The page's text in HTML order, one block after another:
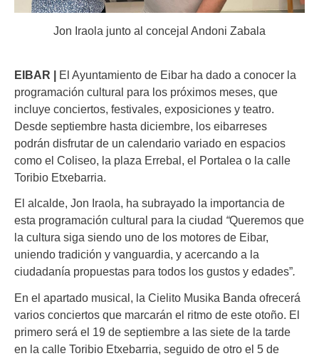
Jon Iraola junto al concejal Andoni Zabala
EIBAR |
El Ayuntamiento de Eibar ha dado a conocer la
programación cultural para los próximos meses, que
incluye conciertos, festivales, exposiciones y teatro.
Desde septiembre hasta diciembre, los eibarreses
podrán disfrutar de un calendario variado en espacios
como el Coliseo, la plaza Errebal, el Portalea o la calle
Toribio Etxebarria.
El alcalde, Jon Iraola, ha subrayado la importancia de
esta programación cultural para la ciudad “Queremos que
la cultura siga siendo uno de los motores de Eibar,
uniendo tradición y vanguardia, y acercando a la
ciudadanía propuestas para todos los gustos y edades”.
En el apartado musical, la Cielito Musika Banda ofrecerá
varios conciertos que marcarán el ritmo de este otoño. El
primero será el 19 de septiembre a las siete de la tarde
en la calle Toribio Etxebarria, seguido de otro el 5 de